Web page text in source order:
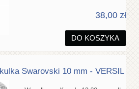
38,00 zł
DO KOSZYKA
Swarovski 10 mm - VERSIL